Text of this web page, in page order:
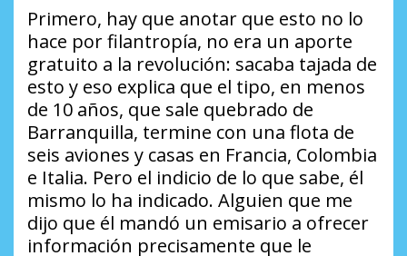
Primero, hay que anotar que esto no lo
hace por filantropía, no era un aporte
gratuito a la revolución: sacaba tajada de
esto y eso explica que el tipo, en menos
de 10 años, que sale quebrado de
Barranquilla, termine con una flota de
seis aviones y casas en Francia, Colombia
e Italia. Pero el indicio de lo que sabe, él
mismo lo ha indicado. Alguien que me
dijo que él mandó un emisario a ofrecer
información precisamente que le